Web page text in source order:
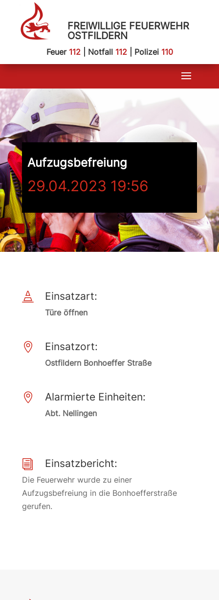
FREIWILLIGE FEUERWEHR
OSTFILDERN
Feuer 112| Notfall 112| Polizei 110
Aufzugsbefreiung
29.04.2023 19:56
 Einsatzart:
Türe öffnen
 Einsatzort:
Ostfildern Bonhoeffer Straße
 Alarmierte Einheiten:
Abt. Nellingen
i Einsatzbericht:
Die Feuerwehr wurde zu einer
Aufzugsbefreiung in die Bonhoefferstraße
gerufen.